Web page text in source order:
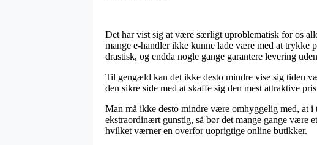
Det har vist sig at være særligt uproblematisk for os
mange e-handler ikke kunne lade være med at trykke
drastisk, og endda nogle gange garantere levering
Til gengæld kan det ikke desto mindre vise sig tiden
den sikre side med at skaffe sig den mest attraktive
Man må ikke desto mindre være omhyggelig med, at i
ekstraordinært gunstig, så bør det mange gange være
hvilket værner en overfor uoprigtige online butikker.